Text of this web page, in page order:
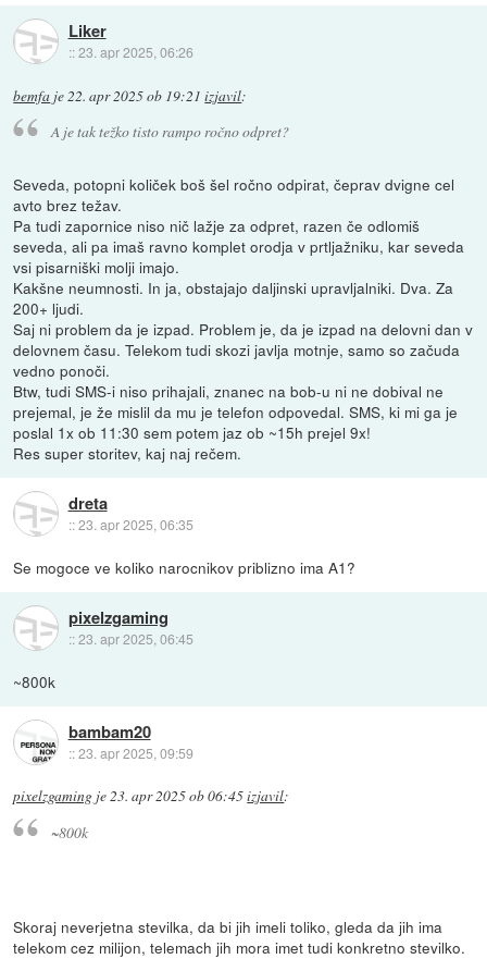
Liker
::23. apr 2025, 06:26
bemfa je22. apr 2025 ob 19:21 izjavil:
A je tak težko tisto rampo ročno odpret?
Seveda, potopni količek boš šel ročno odpirat, čeprav dvigne cel
avto brez težav.
Pa tudi zapornice niso nič lažje za odpret, razen če odlomiš
seveda, ali pa imaš ravno komplet orodja v prtljažniku, kar seveda
vsi pisarniški molji imajo.
Kakšne neumnosti. In ja, obstajajo daljinski upravljalniki. Dva. Za
200+ ljudi.
Saj ni problem da je izpad. Problem je, da je izpad na delovni dan v
delovnem času. Telekom tudi skozi javlja motnje, samo so začuda
vedno ponoči.
Btw, tudi SMS-i niso prihajali, znanec na bob-u ni ne dobival ne
prejemal, je že mislil da mu je telefon odpovedal. SMS, ki mi ga je
poslal 1x ob 11:30 sem potem jaz ob ~15h prejel 9x!
Res super storitev, kaj naj rečem.
dreta
::23. apr 2025, 06:35
Se mogoce ve koliko narocnikov priblizno ima A1?
pixelzgaming
::23. apr 2025, 06:45
~800k
bambam20
::23. apr 2025, 09:59
pixelzgaming je23. apr 2025 ob 06:45izjavil:
~800k
Skoraj neverjetna stevilka, da bi jih imeli toliko, gleda da jih ima
telekom cez milijon, telemach jih mora imet tudi konkretno stevilko.